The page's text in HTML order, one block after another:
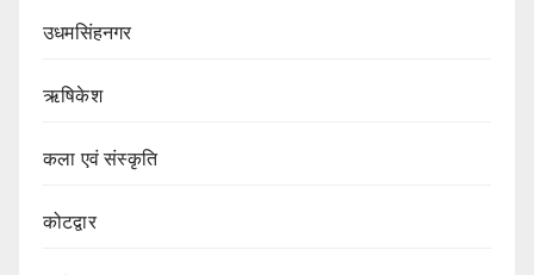
उधमसिंहनगर
ऋषिकेश
कला एवं संस्कृति
कोटद्वार